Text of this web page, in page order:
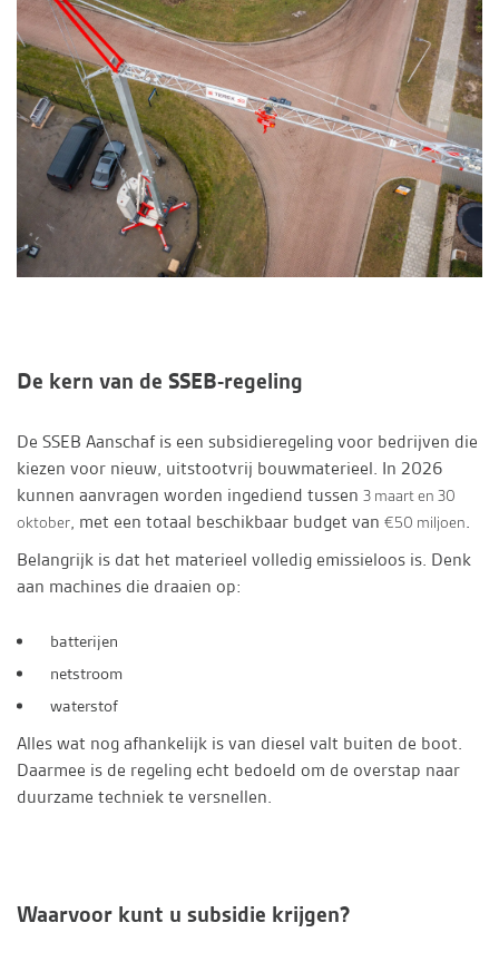
De kern van de SSEB-regeling
De SSEB Aanschaf is een subsidieregeling voor bedrijven die
kiezen voor nieuw, uitstootvrij bouwmaterieel. In 2026
kunnen aanvragen worden ingediend tussen 3 maart en 30
oktober, met een totaal beschikbaar budget van €50 miljoen.
Belangrijk is dat het materieel volledig emissieloos is. Denk
aan machines die draaien op:
batterijen
netstroom
waterstof
Alles wat nog afhankelijk is van diesel valt buiten de boot.
Daarmee is de regeling echt bedoeld om de overstap naar
duurzame techniek te versnellen.
Waarvoor kunt u subsidie krijgen?